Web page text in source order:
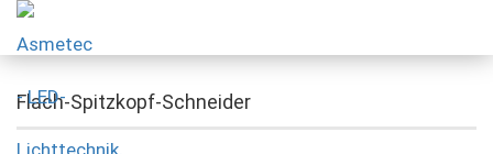
Flach-Spitzkopf-Schneider